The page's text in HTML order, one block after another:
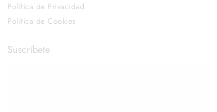
Política de Privacidad
Política de Cookies
Suscríbete